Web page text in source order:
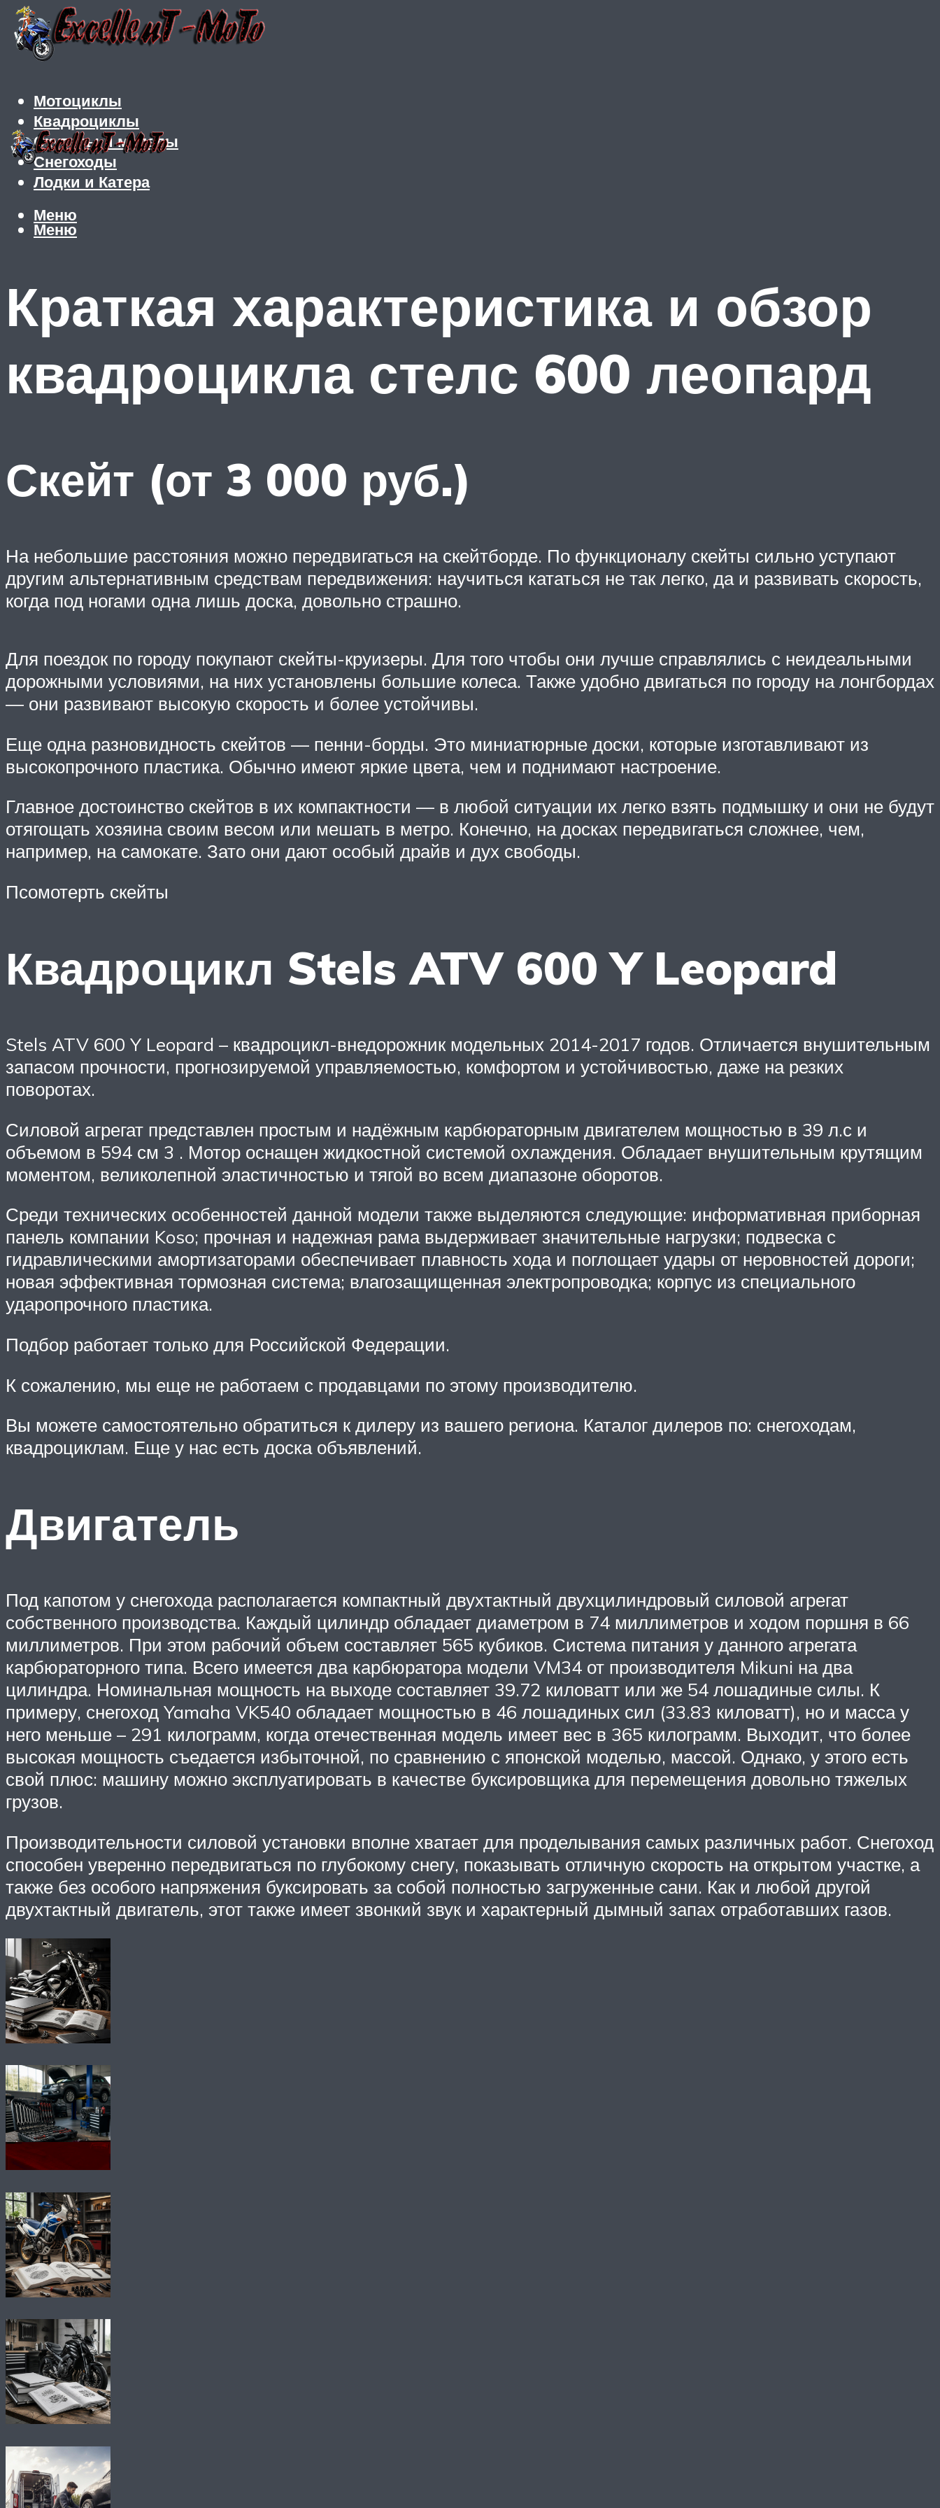
Мотоциклы
Квадроциклы
Скутеры и мопеды
Снегоходы
Лодки и Катера
Меню
Меню
Краткая характеристика и обзор
квадроцикла стелс 600 леопард
Скейт (от 3 000 руб.)
На небольшие расстояния можно передвигаться на скейтборде. По функционалу скейты сильно уступают
другим альтернативным средствам передвижения: научиться кататься не так легко, да и развивать скорость,
когда под ногами одна лишь доска, довольно страшно.
Для поездок по городу покупают скейты-круизеры. Для того чтобы они лучше справлялись с неидеальными
дорожными условиями, на них установлены большие колеса. Также удобно двигаться по городу на лонгбордах
— они развивают высокую скорость и более устойчивы.
Еще одна разновидность скейтов — пенни-борды. Это миниатюрные доски, которые изготавливают из
высокопрочного пластика. Обычно имеют яркие цвета, чем и поднимают настроение.
Главное достоинство скейтов в их компактности — в любой ситуации их легко взять подмышку и они не будут
отягощать хозяина своим весом или мешать в метро. Конечно, на досках передвигаться сложнее, чем,
например, на самокате. Зато они дают особый драйв и дух свободы.
Псомотерть скейты
Квадроцикл Stels ATV 600 Y Leopard
Stels ATV 600 Y Leopard – квадроцикл-внедорожник модельных 2014-2017 годов. Отличается внушительным
запасом прочности, прогнозируемой управляемостью, комфортом и устойчивостью, даже на резких
поворотах.
Силовой агрегат представлен простым и надёжным карбюраторным двигателем мощностью в 39 л.с и
объемом в 594 см 3 . Мотор оснащен жидкостной системой охлаждения. Обладает внушительным крутящим
моментом, великолепной эластичностью и тягой во всем диапазоне оборотов.
Среди технических особенностей данной модели также выделяются следующие: информативная приборная
панель компании Koso; прочная и надежная рама выдерживает значительные нагрузки; подвеска с
гидравлическими амортизаторами обеспечивает плавность хода и поглощает удары от неровностей дороги;
новая эффективная тормозная система; влагозащищенная электропроводка; корпус из специального
ударопрочного пластика.
Подбор работает только для Российской Федерации.
К сожалению, мы еще не работаем с продавцами по этому производителю.
Вы можете самостоятельно обратиться к дилеру из вашего региона. Каталог дилеров по: снегоходам,
квадроциклам. Еще у нас есть доска объявлений.
Двигатель
Под капотом у снегохода располагается компактный двухтактный двухцилиндровый силовой агрегат
собственного производства. Каждый цилиндр обладает диаметром в 74 миллиметров и ходом поршня в 66
миллиметров. При этом рабочий объем составляет 565 кубиков. Система питания у данного агрегата
карбюраторного типа. Всего имеется два карбюратора модели VM34 от производителя Mikuni на два
цилиндра. Номинальная мощность на выходе составляет 39.72 киловатт или же 54 лошадиные силы. К
примеру, снегоход Yamaha VK540 обладает мощностью в 46 лошадиных сил (33.83 киловатт), но и масса у
него меньше – 291 килограмм, когда отечественная модель имеет вес в 365 килограмм. Выходит, что более
высокая мощность съедается избыточной, по сравнению с японской моделью, массой. Однако, у этого есть
свой плюс: машину можно эксплуатировать в качестве буксировщика для перемещения довольно тяжелых
грузов.
Производительности силовой установки вполне хватает для проделывания самых различных работ. Снегоход
способен уверенно передвигаться по глубокому снегу, показывать отличную скорость на открытом участке, а
также без особого напряжения буксировать за собой полностью загруженные сани. Как и любой другой
двухтактный двигатель, этот также имеет звонкий звук и характерный дымный запах отработавших газов.